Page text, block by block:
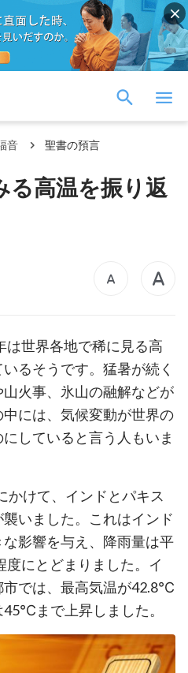
音 聖書の預言
る高温を振り返
は世界各地で稀に見る高
るそうです。猛暑が続く
火事、氷山の融解などが
には、気候変動が世界の
していると言う人もいま
かけて、インドとパキス
いました。これはインド
影響を与え、降雨量は平
にとどまりました。イ
市では、最高気温が42.8℃
まで上昇しました。